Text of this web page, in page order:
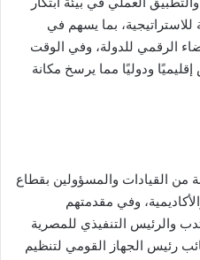
للاستراتيجية، بما يسهم في
الرقمي للدولة، وفي الوقت
ودوليًا مما يرسخ مكانة
القيادات والمسؤولين بقطاع
وفي مقدمتهم
والرئيس التنفيذي للمصرية
رئيس الجهاز القومي لتنظيم